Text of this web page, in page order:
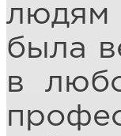
людям
была
в